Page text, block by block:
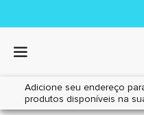
Adicione seu endereço
produtos disponíveis na
Home|Cães|Alimentos